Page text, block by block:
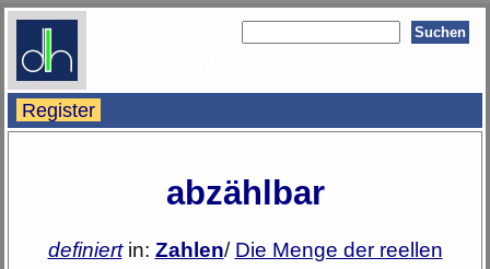
Register
abzählbar
definiertin: Zahlen/ Die Menge der reellen